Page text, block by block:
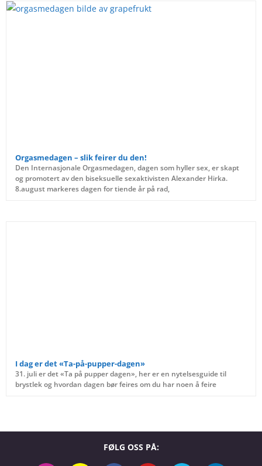
Orgasmedagen – slik feirer du den!
Den Internasjonale Orgasmedagen, dagen som hyller sex, er skapt
og promotert av den biseksuelle sexaktivisten Alexander Hirka.
8.august markeres dagen for tiende år på rad,
I dag er det «Ta-på-pupper-dagen»
31. juli er det «Ta på pupper dagen», her er en nytelsesguide til
brystlek og hvordan dagen bør feires om du har noen å feire
FØLG OSS PÅ: